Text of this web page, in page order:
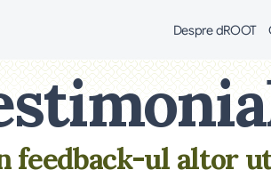
Despre dROOT
feedback-ul altor